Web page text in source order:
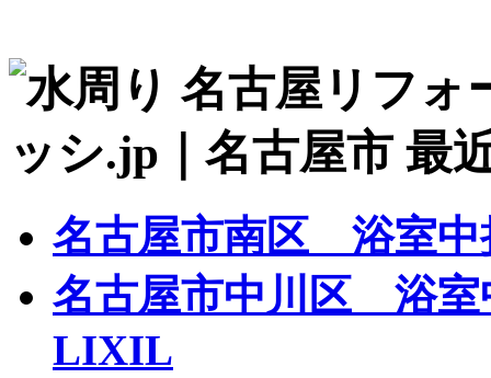
名古屋市南区 浴室
名古屋市中川区 浴
LIXIL